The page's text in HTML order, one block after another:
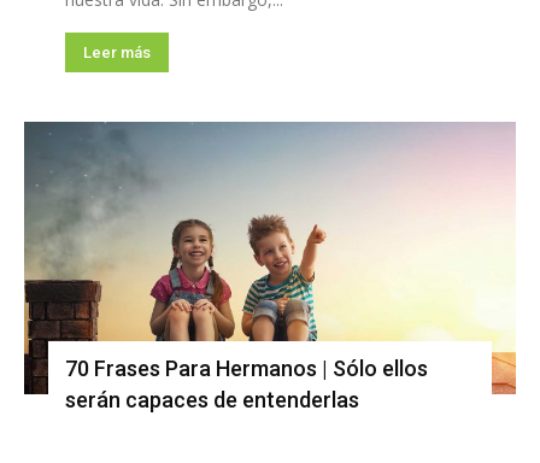
Leer más
70 Frases Para Hermanos | Sólo ellos
serán capaces de entenderlas